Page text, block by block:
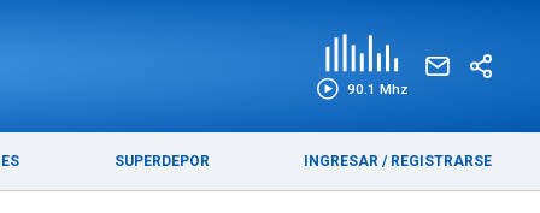
90.1 Mhz
SUPERDEPOR INGRESAR / REGISTRARSE